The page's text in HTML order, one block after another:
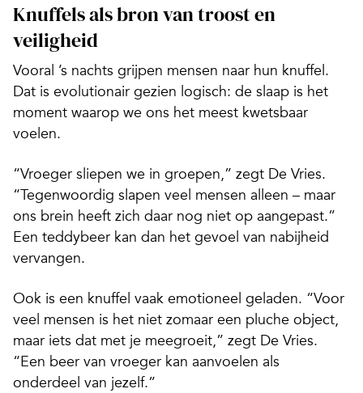
Knuffels als bron van troost en
veiligheid
Vooral ’s nachts grijpen mensen naar hun knuffel.
Dat is evolutionair gezien logisch: de slaap is het
moment waarop we ons het meest kwetsbaar
voelen.
“Vroeger sliepen we in groepen,” zegt De Vries.
“Tegenwoordig slapen veel mensen alleen – maar
ons brein heeft zich daar nog niet op aangepast.”
Een teddybeer kan dan het gevoel van nabijheid
vervangen.
Ook is een knuffel vaak emotioneel geladen. “Voor
veel mensen is het niet zomaar een pluche object,
maar iets dat met je meegroeit,” zegt De Vries.
“Een beer van vroeger kan aanvoelen als
onderdeel van jezelf.”